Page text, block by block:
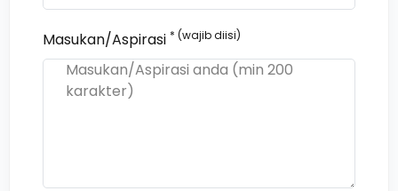
Masukan/Aspirasi * (wajib diisi)